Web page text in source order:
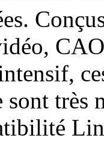
sont très